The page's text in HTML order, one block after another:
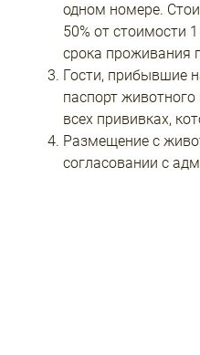
одном номере.
50% от стоимости
срока проживания
Гости, прибывшие
паспорт
всех прививках,
Размещение с
согласовании с